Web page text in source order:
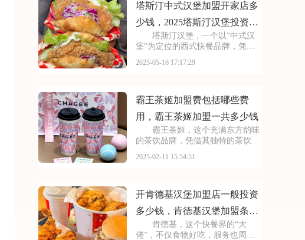
颜悦色加盟费用一共要多
塔斯汀中式汉堡加盟开家店多
少钱，2025塔斯汀汉堡投资一
家店多少钱
塔斯汀汉堡，一个以“中式汉
堡”为定位的西式快餐品牌，凭借
红。对于想要进军快餐行业的创业
需要准备多少资金？又有
2025-05-16 17:17:29
霸王茶姬加盟费包括哪些费
用，霸王茶姬加盟一共多少钱
霸王茶姬，这个充满东方韵味
的茶饮品牌，凭借其独特的茶饮风
费者的喜爱。对于怀揣创业梦想的
霸王茶姬加盟费包括哪
2025-02-11 15:54:51
开肯德基汉堡加盟店一般投资
多少钱，肯德基汉堡加盟条件
和费用是多少
肯德基，这个快餐界的“大
佬”，不仅食物好吃，服务也周